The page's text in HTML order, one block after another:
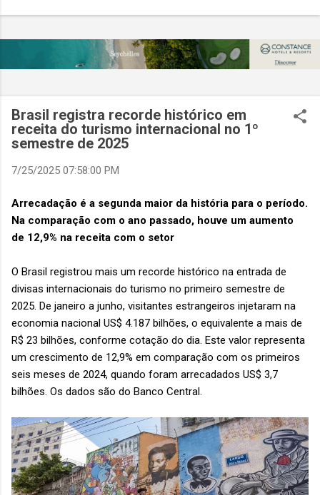
“Baggage IT Insights” de 2026 da SITA, a 20ª edição anual
desse importante estudo de referência à indústria. (© SITA)
custa ao setor US$ 6,3 bilhões anualmente. Cada mala
extraviada acarreta um custo médio de US$ 260. Com um
lucro líquido médio de apenas US$ 8 por passageiro, uma mala
cinco anulam o lucro de um voo inteiro. O núme...
Brasil registra recorde histórico em
receita do turismo internacional no 1º
semestre de 2025
7/25/2025 07:58:00 PM
Arrecadação é a segunda maior da história para o período.
Na comparação com o ano passado, houve um aumento
de 12,9% na receita com o setor
O Brasil registrou mais um recorde histórico na entrada de
divisas internacionais do turismo no primeiro semestre de
2025. De janeiro a junho, visitantes estrangeiros injetaram na
economia nacional US$ 4.187 bilhões, o equivalente a mais de
R$ 23 bilhões, conforme cotação do dia. Este valor representa
um crescimento de 12,9% em comparação com os primeiros
seis meses de 2024, quando foram arrecadados US$ 3,7
bilhões. Os dados são do Banco Central.